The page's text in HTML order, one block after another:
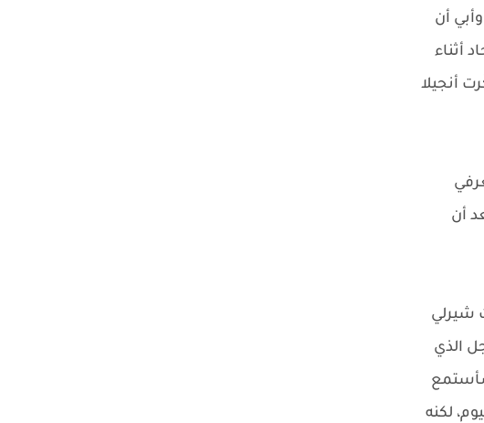
أن
أثناء
أنجيلا
أن
شيرلي
الذي
سأستمع
لكنه